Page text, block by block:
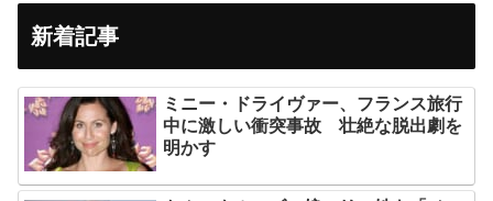
新着記事
ミニー・ドライヴァー、フランス旅行
中に激しい衝突事故 壮絶な脱出劇を
明かす